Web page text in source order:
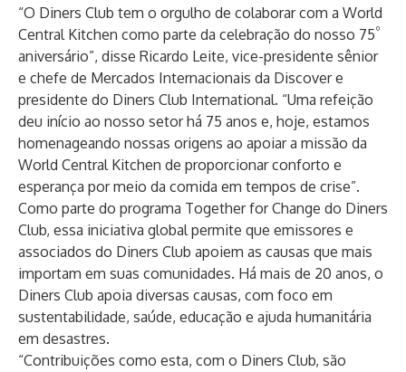
“O Diners Club tem o orgulho de colaborar com a World
Central Kitchen como parte da celebração do nosso 75º
aniversário”, disse Ricardo Leite, vice-presidente sênior
e chefe de Mercados Internacionais da Discover e
presidente do Diners Club International. “Uma refeição
deu início ao nosso setor há 75 anos e, hoje, estamos
homenageando nossas origens ao apoiar a missão da
World Central Kitchen de proporcionar conforto e
esperança por meio da comida em tempos de crise”.
Como parte do programa Together for Change do Diners
Club, essa iniciativa global permite que emissores e
associados do Diners Club apoiem as causas que mais
importam em suas comunidades. Há mais de 20 anos, o
Diners Club apoia diversas causas, com foco em
sustentabilidade, saúde, educação e ajuda humanitária
em desastres.
“Contribuições como esta, com o Diners Club, são